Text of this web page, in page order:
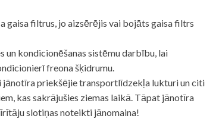
filtrus, jo aizsērējis vai bojāts gaisa filtrs
kondicionēšanas sistēmu darbību, lai
freona šķidrumu.
priekšējie transportlīdzekļa lukturi un citi
kas sakrājušies ziemas laikā. Tāpat jānotīra
slotiņas noteikti jānomaina!